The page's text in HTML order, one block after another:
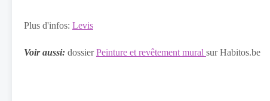
Plus d'infos: Levis
Voir aussi: dossierPeinture et revêtement mural sur Habitos.be